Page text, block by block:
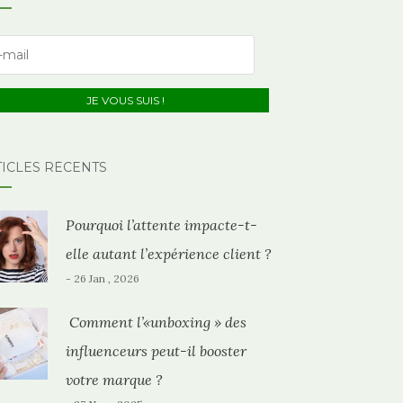
RÉCENTS
Pourquoi l’attente impacte-t-
elle autant l’expérience client ?
- 26 Jan , 2026
Comment l’«unboxing » des
influenceurs peut-il booster
votre marque ?